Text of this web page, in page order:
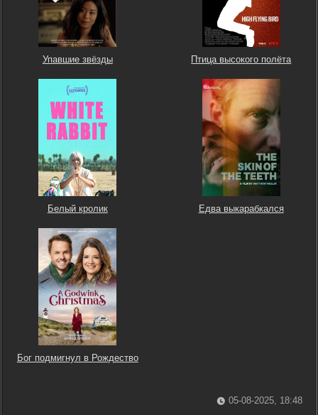
Упавшие звёзды Птица высокого полёта
Белый кролик Едва выкарабкался
Бог подмигнул в Рождество
05-08-2025, 18:48